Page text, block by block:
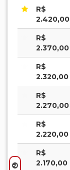
R$
2.420,00
R$
2.370,00
R$
2.320,00
R$
2.270,00
R$
2.220,00
R$
2.170,00